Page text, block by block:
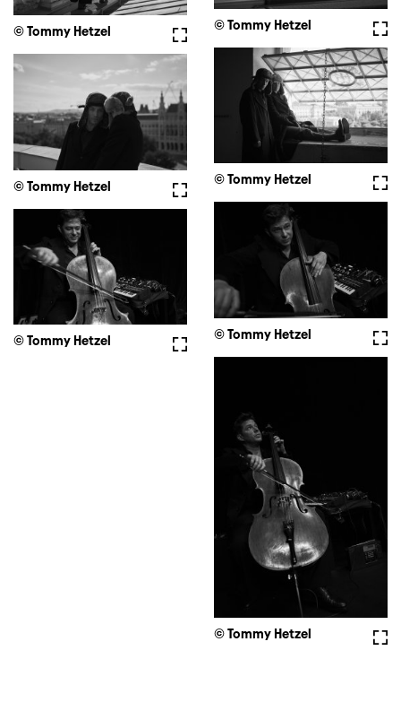
© Tommy Hetzel
Vollbild
© Tommy Hetzel
© Tommy Hetzel
Vollbild
© Tommy Hetzel
© Tommy Hetzel
Vollbild
© Tommy Hetzel
© Tommy Hetzel